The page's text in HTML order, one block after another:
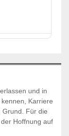
und in
Karriere
Grund. Für die
Hoffnung auf